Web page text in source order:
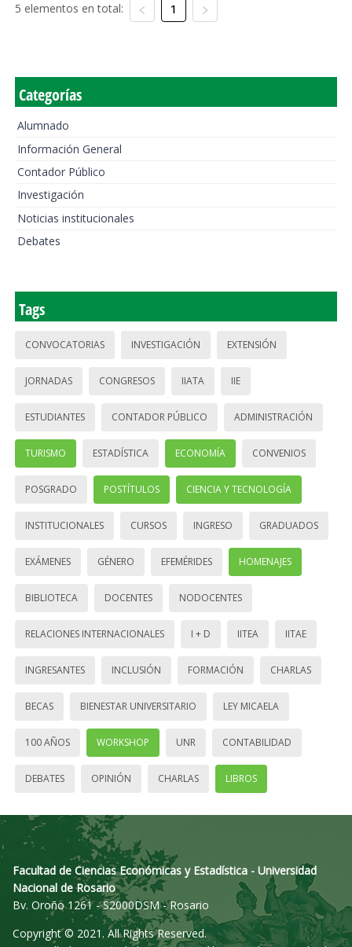
5 elementos en total: 1
Categorías
Alumnado
Información General
Contador Público
Investigación
Noticias institucionales
Debates
Tags
CONVOCATORIAS INVESTIGACIÓN EXTENSIÓN
JORNADAS CONGRESOS IIATA IIE
ESTUDIANTES CONTADOR PÚBLICO ADMINISTRACIÓN
TURISMO ESTADÍSTICA ECONOMÍA CONVENIOS
POSGRADO POSTÍTULOS CIENCIA Y TECNOLOGÍA
INSTITUCIONALES CURSOS INGRESO GRADUADOS
EXÁMENES GÉNERO EFEMÉRIDES HOMENAJES
BIBLIOTECA DOCENTES NODOCENTES
RELACIONES INTERNACIONALES I + D IITEA IITAE
INGRESANTES INCLUSIÓN FORMACIÓN CHARLAS
BECAS BIENESTAR UNIVERSITARIO LEY MICAELA
100 AÑOS WORKSHOP UNR CONTABILIDAD
DEBATES OPINIÓN CHARLAS LIBROS
Facultad de Ciencias Económicas y Estadística - Universidad
Nacional de Rosario
Bv. Oroño 1261 - S2000DSM - Rosario
Copyright © 2021. All Rights Reserved.